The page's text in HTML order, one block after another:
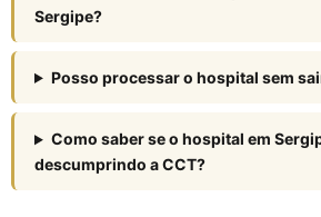
Sergipe?
Posso processar o hospital sem
Como saber se o hospital em
descumprindo a CCT?